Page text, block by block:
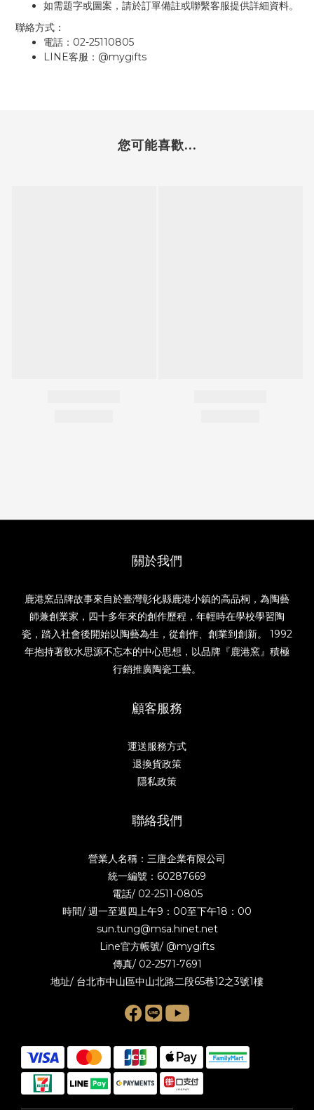
如需題字或圖案，請於訂單備註或聯繫客服提供詳細資料。
聯絡方式：
電話： 02-25110805
LINE客服： @mygifts
您可能喜歡...
關於我們
鹿港窯品牌故事來自於臺灣彰化縣鹿港小鎮的高品桐，為陶藝
師兼創業家，四十多年來的創作歷程，年輕時在學校學習陶
瓷，踏入社會後開始以陶藝為生，從創作、創業到創新。 1992
年抱持著飲水思源不忘本的中心思想，以品牌『鹿港窯』積極
行銷推廣陶瓷工藝。
顧客服務
運送服務方式
退換貨政策
隱私政策
聯絡我們
營業人名稱：三唐企業有限公司
統一編號：60287669
電話/ 02-2511-0805
時間/ 週一至週四上午9：00至下午18：00
sun.tung@msa.hinet.net
Line官方帳號/ @mygifts
傳真/ 02-2571-7691
地址/ 台北市中山區中山北路二段65巷12之3號1樓